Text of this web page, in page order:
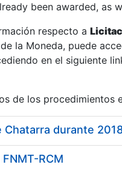
been awarded, as
respecto a
la Moneda, puede
en el siguiente
de los procedimientos
Chatarra durante
RCM